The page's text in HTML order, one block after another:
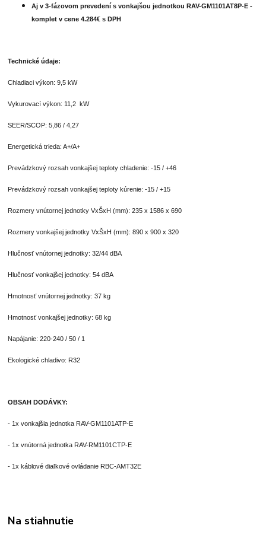
Aj v 3-fázovom prevedení s vonkajšou jednotkou RAV-GM1101AT8P-E -
komplet v cene 4.284€ s DPH
Technické údaje:
Chladiaci výkon: 9,5 kW
Vykurovací výkon: 11,2 kW
SEER/SCOP: 5,86 / 4,27
Energetická trieda: A+/A+
Prevádzkový rozsah vonkajšej teploty chladenie: -15 / +46
Prevádzkový rozsah vonkajšej teploty kúrenie: -15 / +15
Rozmery vnútornej jednotky VxŠxH (mm): 235 x 1586 x 690
Rozmery vonkajšej jednotky VxŠxH (mm): 890 x 900 x 320
Hlučnosť vnútornej jednotky: 32/44 dBA
Hlučnosť vonkajšej jednotky: 54 dBA
Hmotnosť vnútornej jednotky: 37 kg
Hmotnosť vonkajšej jednotky: 68 kg
Napájanie: 220-240 / 50 / 1
Ekologické chladivo: R32
OBSAH DODÁVKY:
- 1x vonkajšia jednotka RAV-GM1101ATP-E
- 1x vnútorná jednotka RAV-RM1101CTP-E
- 1x káblové diaľkové ovládanie RBC-AMT32E
Na stiahnutie